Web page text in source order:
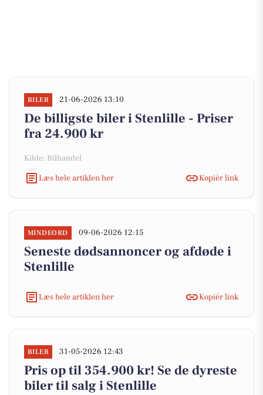
BILER 21-06-2026 13:10
De billigste biler i Stenlille - Priser
fra 24.900 kr
Kilde: Bilhandel
Læs hele artiklen her
Kopiér link
MINDEORD 09-06-2026 12:15
Seneste dødsannoncer og afdøde i
Stenlille
Læs hele artiklen her Kopiér link
BILER 31-05-2026 12:43
Pris op til 354.900 kr! Se de dyreste
biler til salg i Stenlille